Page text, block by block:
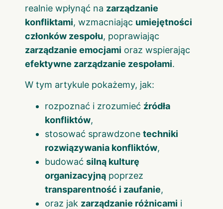
realnie wpłynąć na zarządzanie
konfliktami, wzmacniając umiejętności
członków zespołu, poprawiając
zarządzanie emocjami oraz wspierając
efektywne zarządzanie zespołami.
W tym artykule pokażemy, jak:
rozpoznać i zrozumieć źródła
konfliktów,
stosować sprawdzone techniki
rozwiązywania konfliktów,
budować silną kulturę
organizacyjną poprzez
transparentność i zaufanie,
oraz jak zarządzanie różnicami i